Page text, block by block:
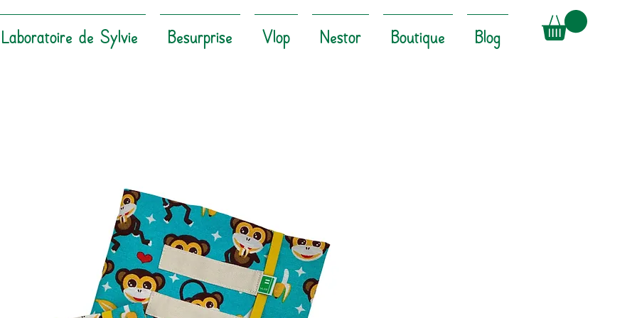
de Sylvie Besurprise Vlop Nestor Boutique Blog